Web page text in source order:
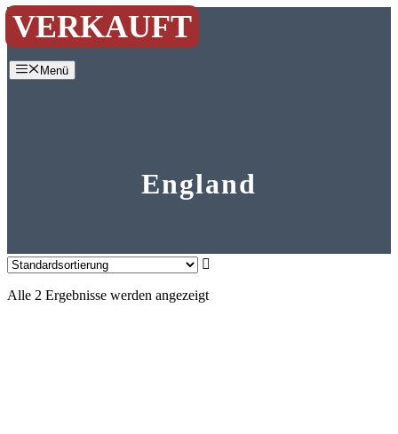
Zum
Inhalt
springen
Menü
England
Alle 2 Ergebnisse werden angezeigt
VERKAUFT